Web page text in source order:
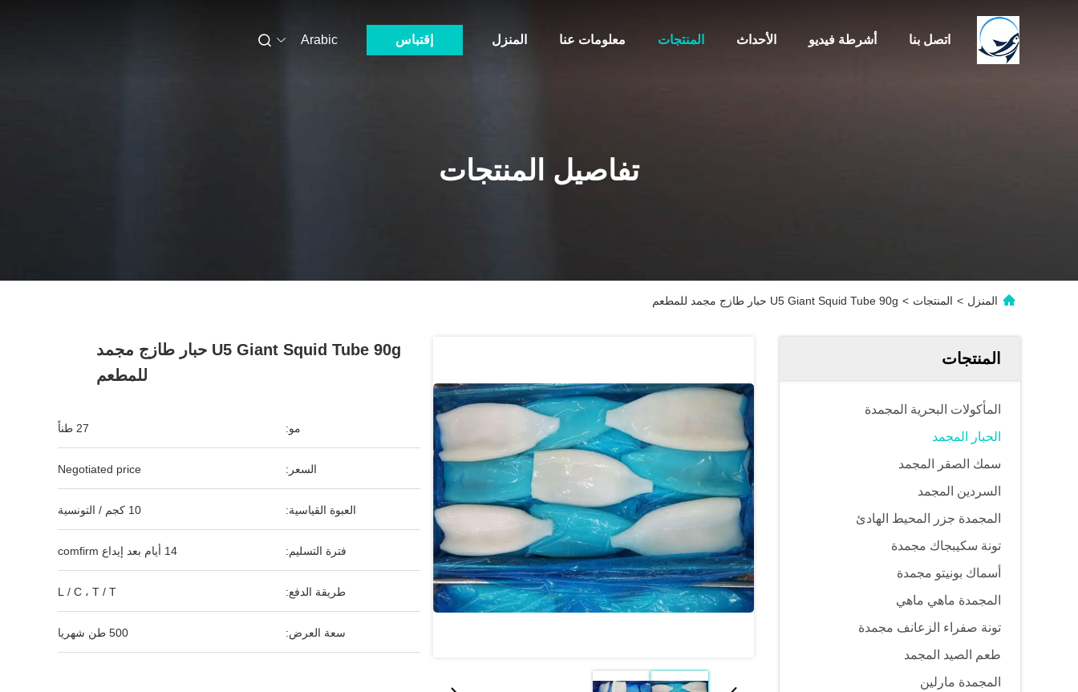
المنزل معلومات عنا المنتجات الأحداث أشرطة فيديو اتصل بنا إقتباس Arabic
تفاصيل المنتجات
المنزل > المنتجات > U5 Giant Squid Tube 90g حبار طازج مجمد للمطعم
المنتجات
المأكولات البحرية المجمدة
الحبار المجمد
سمك الصقر المجمد
السردين المجمد
المجمدة جزر المحيط الهادئ
تونة سكيبجاك مجمدة
أسماك بونيتو ​​مجمدة
المجمدة ماهي ماهي
تونة صفراء الزعانف مجمدة
طعم الصيد المجمد
المجمدة مارلين
U5 Giant Squid Tube 90g حبار طازج مجمد
للمطعم
مو: 27 طناً
السعر: Negotiated price
العبوة القياسية: 10 كجم / التونسية
فترة التسليم: 14 أيام بعد إيداع comfirm
طريقة الدفع: L / C ، T / T
سعة العرض: 500 طن شهريا